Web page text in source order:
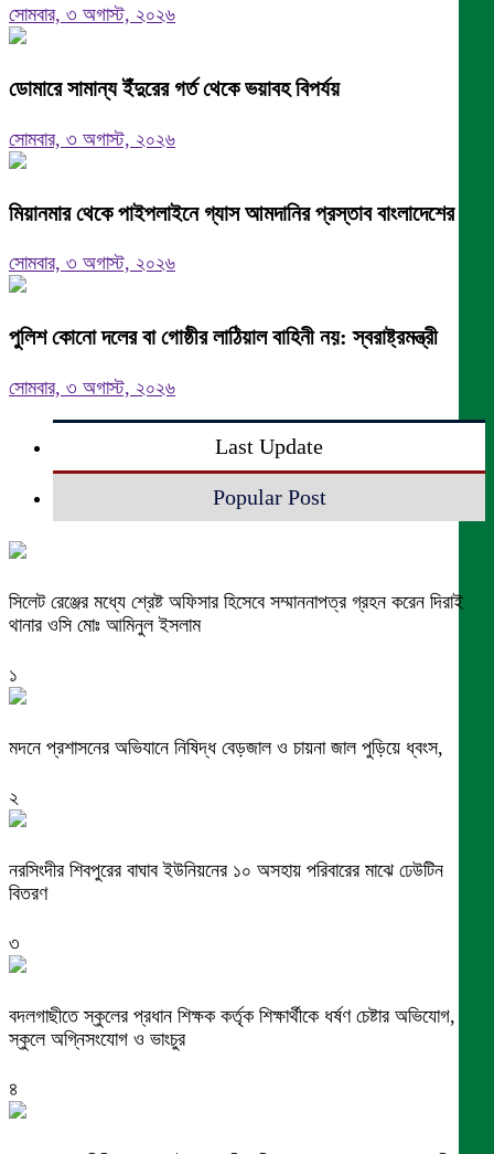
সোমবার, ৩ অগাস্ট, ২০২৬
ডোমারে সামান্য ইঁদুরের গর্ত থেকে ভয়াবহ বিপর্যয়
সোমবার, ৩ অগাস্ট, ২০২৬
মিয়ানমার থেকে পাইপলাইনে গ্যাস আমদানির প্রস্তাব বাংলাদেশের
সোমবার, ৩ অগাস্ট, ২০২৬
পুলিশ কোনো দলের বা গোষ্ঠীর লাঠিয়াল বাহিনী নয়: স্বরাষ্ট্রমন্ত্রী
সোমবার, ৩ অগাস্ট, ২০২৬
Last Update
Popular Post
সিলেট রেঞ্জের মধ্যে শ্রেষ্ট অফিসার হিসেবে সম্মাননাপত্র গ্রহন করেন দিরাই
থানার ওসি মোঃ আমিনুল ইসলাম
১
মদনে প্রশাসনের অভিযানে নিষিদ্ধ বেড়জাল ও চায়না জাল পুড়িয়ে ধ্বংস,
২
নরসিংদীর শিবপুরের বাঘাব ইউনিয়নের ১০ অসহায় পরিবারের মাঝে ঢেউটিন
বিতরণ
৩
বদলগাছীতে স্কুলের প্রধান শিক্ষক কর্তৃক শিক্ষার্থীকে ধর্ষণ চেষ্টার অভিযোগ,
স্কুলে অগ্নিসংযোগ ও ভাংচুর
৪